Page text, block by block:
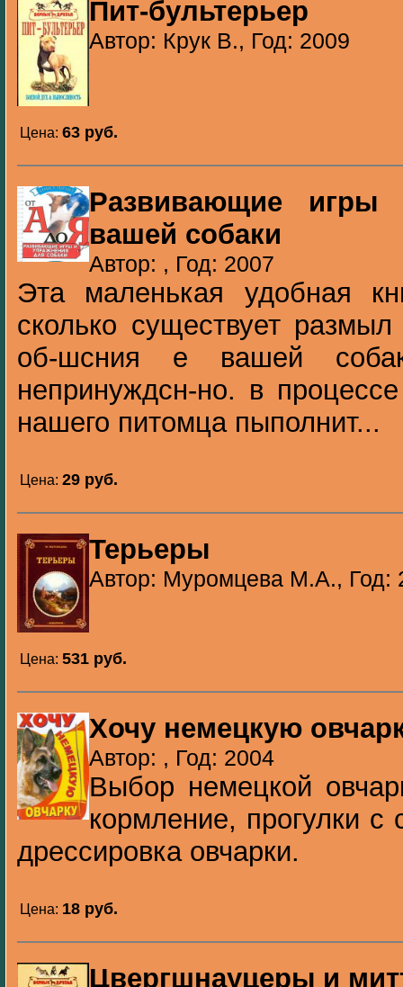
Пит-бультерьер
Автор: Крук В., Год: 2009
Цена: 63 pуб.
Развивающие
вашей собаки
Автор: , Год: 2007
Эта маленькая удобная
сколько существует
об-шсния е вашей
непринуждсн-но. в
нашего питомца пыполнит...
Цена: 29 pуб.
Терьеры
Автор: Муромцева М.А., Год:
Цена: 531 pуб.
Хочу немецкую
Автор: , Год: 2004
Выбор немецкой
кормление, прогулки с
дрессировка овчарки.
Цена: 18 pуб.
Цвергшнауцеры и